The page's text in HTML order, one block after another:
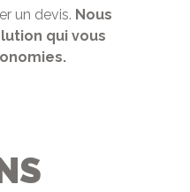
un devis. Nous
qui vous